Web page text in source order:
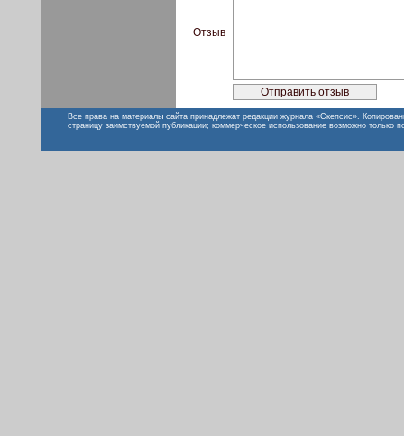
Отзыв
Все права на материалы сайта принадлежат редакции журнала «Скепсис».
страницу заимствуемой публикации; коммерческое использование возможно только